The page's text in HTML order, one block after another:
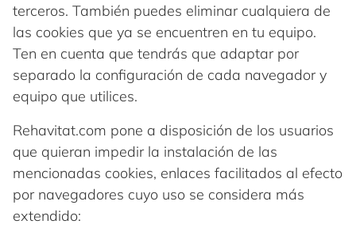
terceros. También puedes eliminar cualquiera de
las cookies que ya se encuentren en tu equipo.
Ten en cuenta que tendrás que adaptar por
separado la configuración de cada navegador y
equipo que utilices.
Rehavitat.com pone a disposición de los usuarios
que quieran impedir la instalación de las
mencionadas cookies, enlaces facilitados al efecto
por navegadores cuyo uso se considera más
extendido: